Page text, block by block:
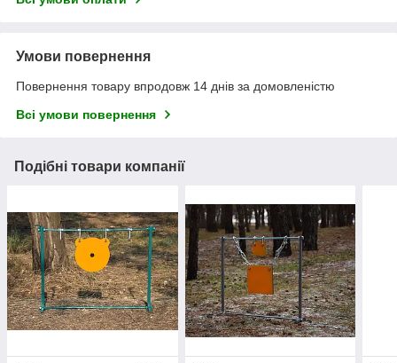
Умови повернення
Повернення товару впродовж 14 днів за домовленістю
Всі умови повернення
Подібні товари компанії